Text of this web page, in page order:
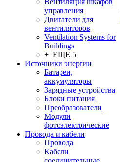
Вентиляция шкафов
управления
Двигатели для
вентиляторов
Ventilation Systems for
Buildings
+ ЕЩЕ 5
Источники энергии
Батареи,
аккумуляторы
Зарядные устройства
Блоки питания
Преобразователи
Модули
фотоэлектрические
Провода и кабели
Провода
Кабели
соединительные